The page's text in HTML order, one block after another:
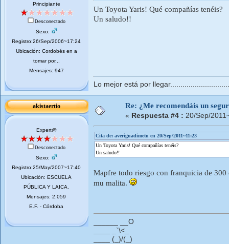
Principiante
Desconectado
Sexo:
Registro:26/Sep/2006~17:24
Ubicación: Cordobés en a
tomar por...
Mensajes: 947
Un Toyota Yaris! Qué compañías tenéis?
Un saludo!!
Lo mejor está por
akistaertio
Expert@
Desconectado
Sexo:
Registro:25/May/2007~17:40
Ubicación: ESCUELA
PÚBLICA Y LAICA.
Mensajes: 2.059
E.F. - Córdoba
Re: ¿Me recomendáis un
« Respuesta #4 : 20/Sep/
Cita de: averiguadimetu en 20/Sep/2011~11:23
Un Toyota Yaris! Qué compañías tenéis?
Un saludo!!
Mapfre todo riesgo con franquicia de
mu malita.
______ __O
____ _`\<_
____ (_)/(_)